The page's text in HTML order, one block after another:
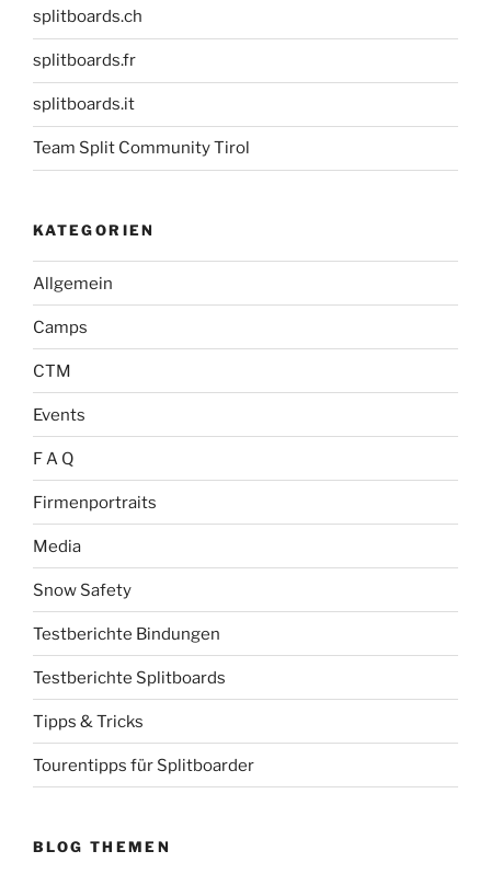
splitboards.ch
splitboards.fr
splitboards.it
Team Split Community Tirol
KATEGORIEN
Allgemein
Camps
CTM
Events
F A Q
Firmenportraits
Media
Snow Safety
Testberichte Bindungen
Testberichte Splitboards
Tipps & Tricks
Tourentipps für Splitboarder
BLOG THEMEN